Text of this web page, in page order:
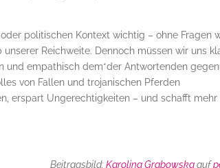
politischen Kontext wichtig – ohne Fragen
Reichweite. Dennoch müssen wir uns
und empathisch dem*der Antwortenden
von Fallen und trojanischen Pferden
erspart Ungerechtigkeiten – und schafft mehr
Beitragsbild:Karolina Grabowskaauf